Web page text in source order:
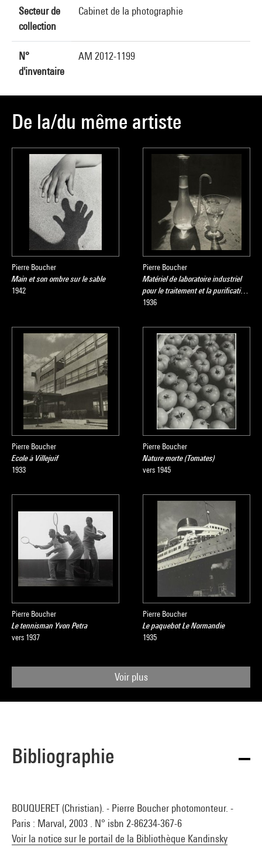
Secteur de
collection
Cabinet de la photographie
N°
d'inventaire
AM 2012-1199
De la/du même artiste
Pierre Boucher
Main et son ombre sur le sable
1942
Pierre Boucher
Matériel de laboratoire industriel
pour le traitement et la purificati…
1936
Pierre Boucher
Ecole à Villejuif
1933
Pierre Boucher
Nature morte (Tomates)
vers 1945
Pierre Boucher
Le tennisman Yvon Petra
vers 1937
Pierre Boucher
Le paquebot Le Normandie
1935
Voir plus
Bibliographie
BOUQUERET (Christian). - Pierre Boucher photomonteur. -
Paris : Marval, 2003 . N° isbn 2-86234-367-6
Voir la notice sur le portail de la Bibliothèque Kandinsky